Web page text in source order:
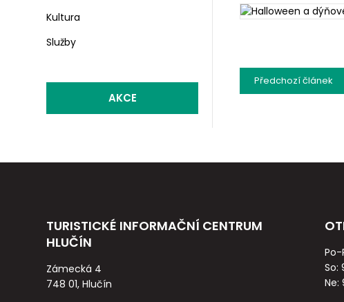
Kultura
Služby
AKCE
Předchozíčlánek
TURISTICKÉ INFORMAČNÍ CENTRUM
HLUČÍN
Zámecká 4
748 01, Hlučín
Po-
So:
Ne: